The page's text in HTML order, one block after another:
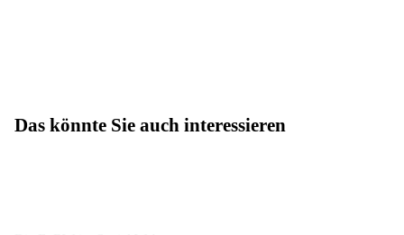
Das könnte Sie auch interessieren